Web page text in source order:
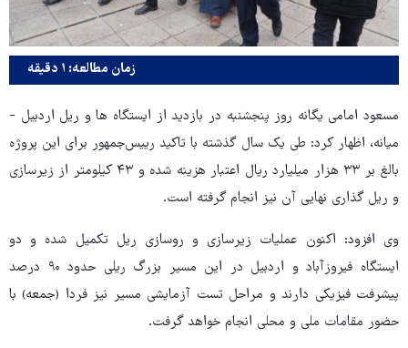
زمان مطالعه: ۱ دقیقه
مسعود امامی یگانه روز پنجشنبه در بازدید از ایستگاه ها و ریل اردبیل -
میانه، اظهار کرد: طی یک سال گذشته با تاکید رییس‌جمهور برای این پروژه
بالغ بر ۳۳ هزار میلیارد ریال اعتبار هزینه شده و ۴۳ کیلومتر از زیرسازی
و ریل گذاری نهایی آن نیز انجام گرفته است.
وی افزود: اکنون عملیات زیرسازی و روسازی ریل تکمیل شده و دو
ایستگاه فیروزآباد و اردبیل در این مسیر بزرگ ریلی حدود ۹۰ درصد
پیشرفت فیزیکی دارند و مراحل تست آزمایشی مسیر نیز فردا (جمعه) با
حضور مقامات ملی و محلی انجام خواهد گرفت.